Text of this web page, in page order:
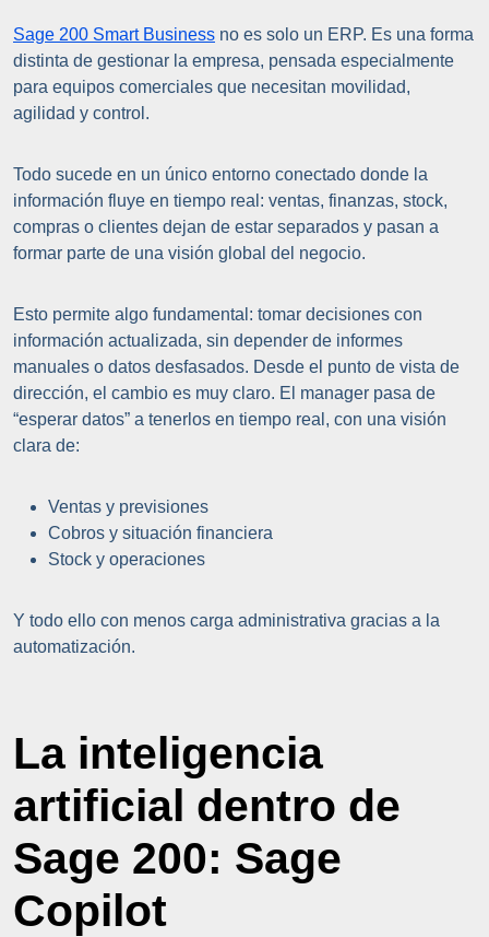
Sage 200 Smart Business no es solo un ERP. Es una forma
distinta de gestionar la empresa, pensada especialmente
para equipos comerciales que necesitan movilidad,
agilidad y control.
Todo sucede en un único entorno conectado donde la
información fluye en tiempo real: ventas, finanzas, stock,
compras o clientes dejan de estar separados y pasan a
formar parte de una visión global del negocio.
Esto permite algo fundamental: tomar decisiones con
información actualizada, sin depender de informes
manuales o datos desfasados. Desde el punto de vista de
dirección, el cambio es muy claro. El manager pasa de
“esperar datos” a tenerlos en tiempo real, con una visión
clara de:
Ventas y previsiones
Cobros y situación financiera
Stock y operaciones
Y todo ello con menos carga administrativa gracias a la
automatización.
La inteligencia
artificial dentro de
Sage 200: Sage
Copilot